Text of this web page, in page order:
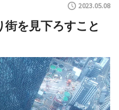
2023.05.08
街を見下ろすこと